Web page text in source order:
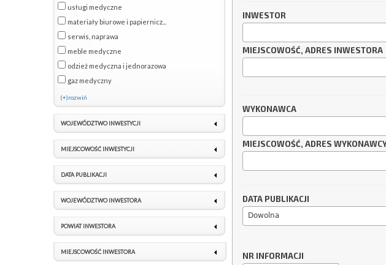
INWESTOR
MIEJSCOWOŚĆ, ADRES INWESTORA
WYKONAWCA
MIEJSCOWOŚĆ, ADRES
DATA PUBLIKACJI
Dowolna
NR INFORMACJI
usługi medyczne
materiały biurowe i papiernicz...
serwis, naprawa
meble medyczne
odzież medyczna i jednorazowa
gaz medyczny
(+)rozwiń
WOJEWÓDZTWO INWESTYCJI
MIEJSCOWOŚĆ INWESTYCJI
DATA PUBLIKACJI
WOJEWÓDZTWO INWESTORA
POWIAT INWESTORA
MIEJSCOWOŚĆ INWESTORA